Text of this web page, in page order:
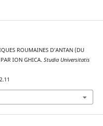
ROUMAINES D’ANTAN (DU
PAR ION GHICA. Studia Universitatis